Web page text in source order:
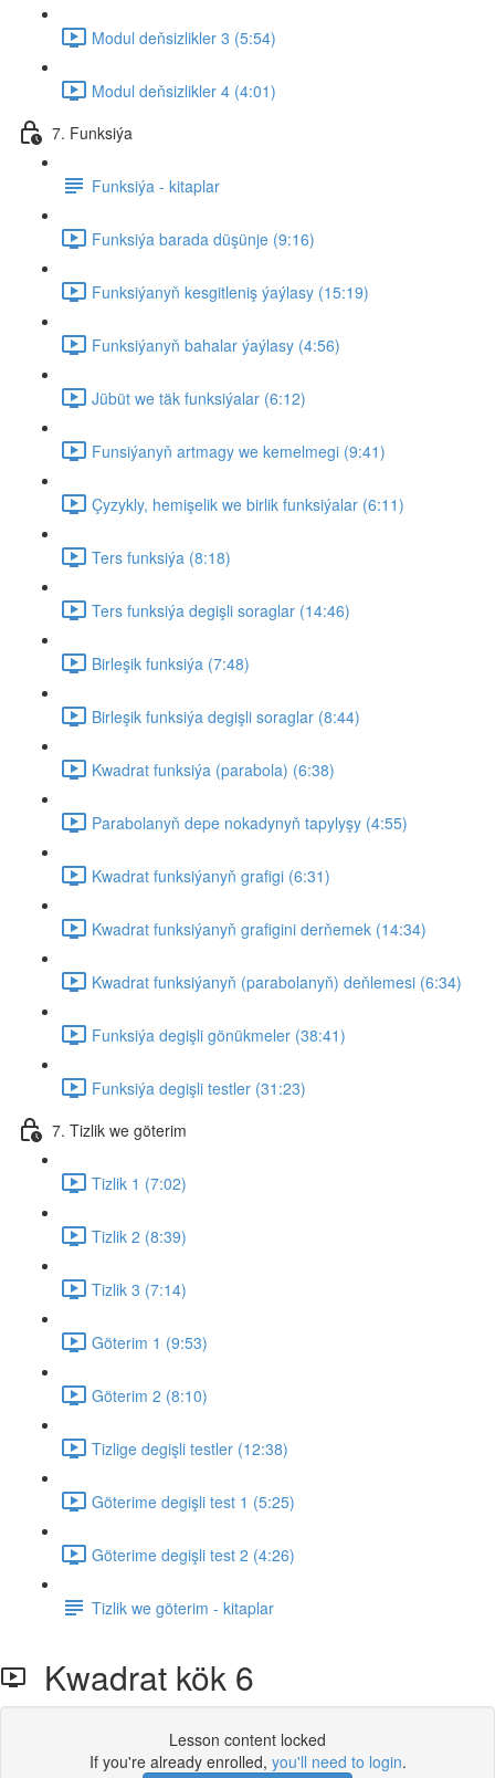
Modul deňsizlikler 3 (5:54)
Modul deňsizlikler 4 (4:01)
7. Funksiýa
Funksiýa - kitaplar
Funksiýa barada düşünje (9:16)
Funksiýanyň kesgitleniş ýaýlasy (15:19)
Funksiýanyň bahalar ýaýlasy (4:56)
Jübüt we täk funksiýalar (6:12)
Funsiýanyň artmagy we kemelmegi (9:41)
Çyzykly, hemişelik we birlik funksiýalar (6:11)
Ters funksiýa (8:18)
Ters funksiýa degişli soraglar (14:46)
Birleşik funksiýa (7:48)
Birleşik funksiýa degişli soraglar (8:44)
Kwadrat funksiýa (parabola) (6:38)
Parabolanyň depe nokadynyň tapylyşy (4:55)
Kwadrat funksiýanyň grafigi (6:31)
Kwadrat funksiýanyň grafigini derňemek (14:34)
Kwadrat funksiýanyň (parabolanyň) deňlemesi (6:34)
Funksiýa degişli gönükmeler (38:41)
Funksiýa degişli testler (31:23)
7. Tizlik we göterim
Tizlik 1 (7:02)
Tizlik 2 (8:39)
Tizlik 3 (7:14)
Göterim 1 (9:53)
Göterim 2 (8:10)
Tizlige degişli testler (12:38)
Göterime degişli test 1 (5:25)
Göterime degişli test 2 (4:26)
Tizlik we göterim - kitaplar
Kwadrat kök 6
Lesson content locked
If you're already enrolled, you'll need to login.